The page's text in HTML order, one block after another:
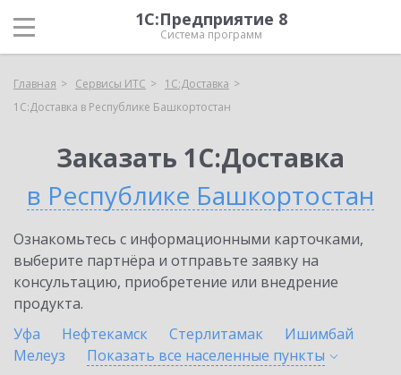
1С:Предприятие 8
Система программ
Главная Сервисы ИТС
1С:Доставка
1С:Доставка в Республике Башкортостан
Заказать 1С:Доставка
в Республике Башкортостан
Ознакомьтесь с информационными карточками,
выберите партнёра и отправьте заявку на
консультацию, приобретение или внедрение
продукта.
Уфа
Нефтекамск Стерлитамак
Ишимбай
Мелеуз
Показать все населенные пункты